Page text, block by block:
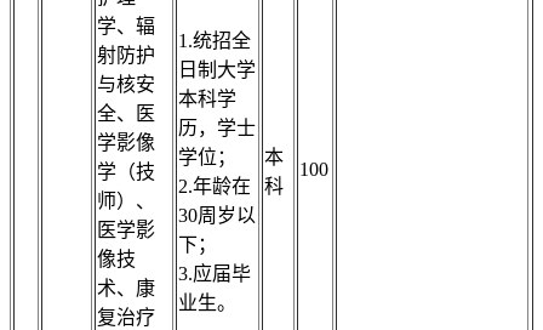
学、辐
射防护
与核安
全、医
学影像
学（技
师）、
医学影
像技
术、康
复治疗
1.统招全
日制大学
本科学
历，学士
学位；
2.年龄在
30周岁以
下；
3.应届毕
业生。
本
科
100